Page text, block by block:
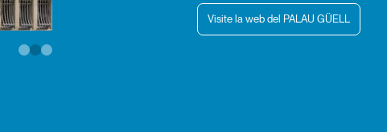
Visite la web del PALAU GÜELL